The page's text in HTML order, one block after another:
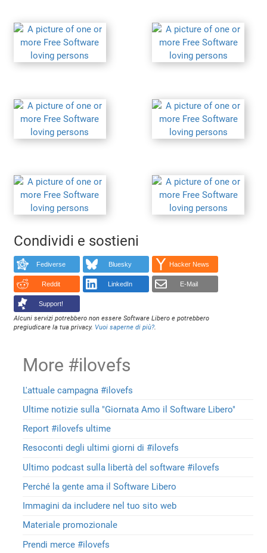
Condividi e sostieni
Fediverse Bluesky Hacker News
Reddit LinkedIn E-Mail
Support!
Alcuni servizi potrebbero non essere Software Libero e potrebbero
pregiudicare la tua privacy. Vuoi saperne di più?.
More #ilovefs
L'attuale campagna #ilovefs
Ultime notizie sulla "Giornata Amo il Software Libero"
Report #ilovefs ultime
Resoconti degli ultimi giorni di #ilovefs
Ultimo podcast sulla libertà del software #ilovefs
Perché la gente ama il Software Libero
Immagini da includere nel tuo sito web
Materiale promozionale
Prendi merce #ilovefs